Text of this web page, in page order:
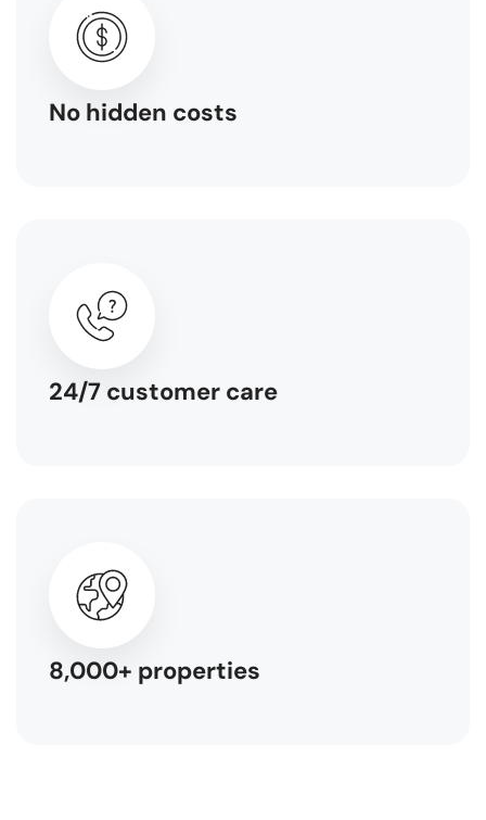
No hidden costs
24/7 customer care
8,000+ properties